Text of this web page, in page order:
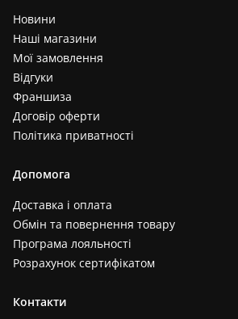
Новини
Наші магазини
Мої замовлення
Відгуки
Франшиза
Договір оферти
Політика приватності
Допомога
Доставка і оплата
Обмін та повернення товару
Програма лояльності
Розрахунок сертифікатом
Контакти